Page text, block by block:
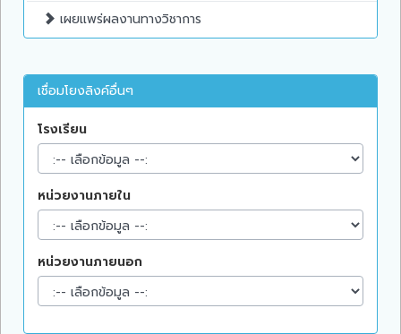
เผยแพร่ผลงานทางวิชาการ
เชื่อมโยงลิงค์อื่นๆ
โรงเรียน
หน่วยงานภายใน
หน่วยงานภายนอก